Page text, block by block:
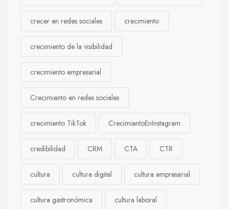
crecer en redes sociales crecimiento
crecimiento de la visibilidad
crecimiento empresarial
Crecimiento en redes sociales
crecimiento TikTok CrecimientoEnInstagram
credibilidad CRM CTA CTR
cultura cultura digital cultura empresarial
cultura gastronómica cultura laboral